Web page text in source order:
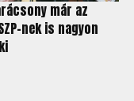
már az
nek is nagyon